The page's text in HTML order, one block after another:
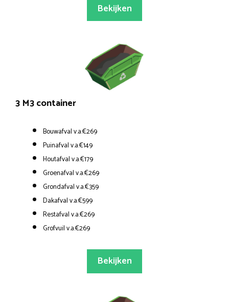
Bekijken
3 M3 container
Bouwafval v.a.€269
Puinafval v.a.€149
Houtafval v.a.€179
Groenafval v.a.€269
Grondafval v.a.€359
Dakafval v.a.€599
Restafval v.a.€269
Grofvuil v.a.€269
Bekijken